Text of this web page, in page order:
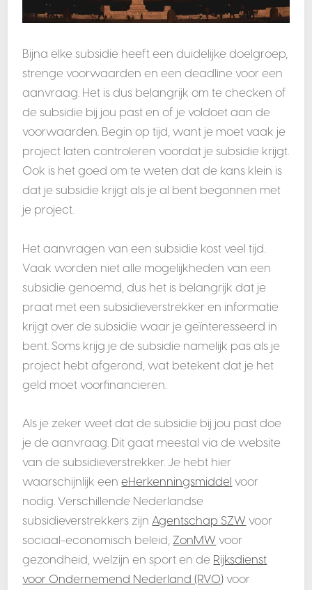
Bijna elke subsidie heeft een duidelijke doelgroep,
strenge voorwaarden en een deadline voor een
aanvraag. Het is dus belangrijk om te checken of
de subsidie bij jou past en of je voldoet aan de
voorwaarden. Begin op tijd, want je moet vaak je
project laten controleren voordat je subsidie krijgt.
Ook is het goed om te weten dat de kans klein is
dat je subsidie krijgt als je al bent begonnen met
je project.
Het aanvragen van een subsidie kost veel tijd.
Vaak worden niet alle mogelijkheden van een
subsidie genoemd, dus het is belangrijk dat je
praat met een subsidieverstrekker en informatie
krijgt over de subsidie waar je geïnteresseerd in
bent. Soms krijg je de subsidie namelijk pas als je
project hebt afgerond, wat betekent dat je het
geld moet voorfinancieren.
Als je zeker weet dat de subsidie bij jou past doe
je de aanvraag. Dit gaat meestal via de website
van de subsidieverstrekker. Je hebt hier
waarschijnlijk eeneHerkenningsmiddel voor
nodig. Verschillende Nederlandse
subsidieverstrekkers zijn Agentschap SZW voor
sociaal-economisch beleid, ZonMW voor
gezondheid, welzijn en sport en de Rijksdienst
voor Ondernemend Nederland (RVO) voor